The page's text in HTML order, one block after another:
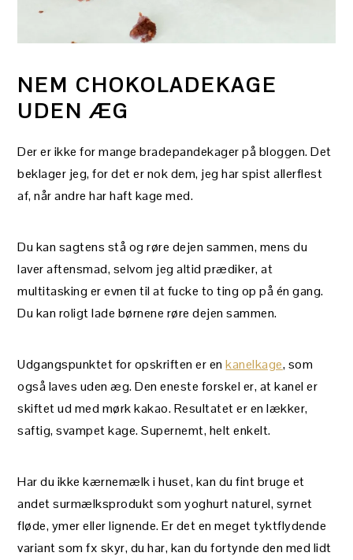
NEM CHOKOLADEKAGE
UDEN ÆG
Der er ikke for mange bradepandekager på bloggen. Det
beklager jeg, for det er nok dem, jeg har spist allerflest
af, når andre har haft kage med.
Du kan sagtens stå og røre dejen sammen, mens du
laver aftensmad, selvom jeg altid prædiker, at
multitasking er evnen til at fucke to ting op på én gang.
Du kan roligt lade børnene røre dejen sammen.
Udgangspunktet for opskriften er enkanelkage, som
også laves uden æg. Den eneste forskel er, at kanel er
skiftet ud med mørk kakao. Resultatet er en lækker,
saftig, svampet kage. Supernemt, helt enkelt.
Har du ikke kærnemælk i huset, kan du fint bruge et
andet surmælksprodukt som yoghurt naturel, syrnet
fløde, ymer eller lignende. Er det en meget tyktflydende
variant som fx skyr, du har, kan du fortynde den med lidt